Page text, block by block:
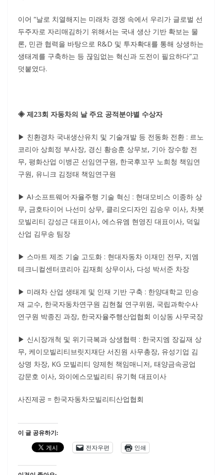
이어 “날로 치열해지는 미래차 경쟁 속에서 우리가 글로벌 선
두주자로 자리매김하기 위해서는 국내 생산 기반 확보는 물
론, 민관 협력을 바탕으로 R&D 및 투자확대를 통해 상생하는
생태계를 구축하는 등 끊임없는 혁신과 도전이 필요하다”고
덧붙였다.
◈ 제23회 자동차의 날 주요 공적분야별 수상자
▶ 친환경차 국내생산유치 및 기술개발 등 전동화 전환 : 르노
코리아 상희정 부사장, 경신 황승훈 상무보, 기아 장수항 전
무, 평화산업 이병곤 선임연구원, 한국후꼬꾸 노희청 책임연
구원, 유니크 김정태 책임연구원
▶ AI·소프트웨어·자율주행 기술 혁신 : 현대모비스 이종하 상
무, 금호타이어 나선미 상무, 클리오디자인 김승우 이사, 차봇
모빌리티 강성근 대표이사, 에스유엠 현영진 대표이사, 덕일
산업 김무송 팀장
▶ 스마트 제조 기술 고도화 : 현대자동차 이재민 전무, 지엠
테크니컬센터코리아 김재희 상무이사, 다성 박서준 차장
▶ 미래차 산업 생태계 및 인재 기반 구축 : 한양대학교 민승
재 교수, 한국자동차연구원 김현철 연구위원, 국립과학수사
연구원 박종진 과장, 한국자율주행산업협회 이상동 사무국장
▶ 신시장개척 및 위기극복과 상생협력 : 한국지엠 장길재 상
무, 케이모빌리티브릿지재단 서진원 사무총장, 유성기업 김
상명 차장, KG 모빌리티 양제헌 책임매니저, 태양금속공업
강문호 이사, 와이에스모빌리티 유기혁 대표이사
사진제공 = 한국자동차모빌리티산업협회
이 글 공유하기:
전자우편
인쇄